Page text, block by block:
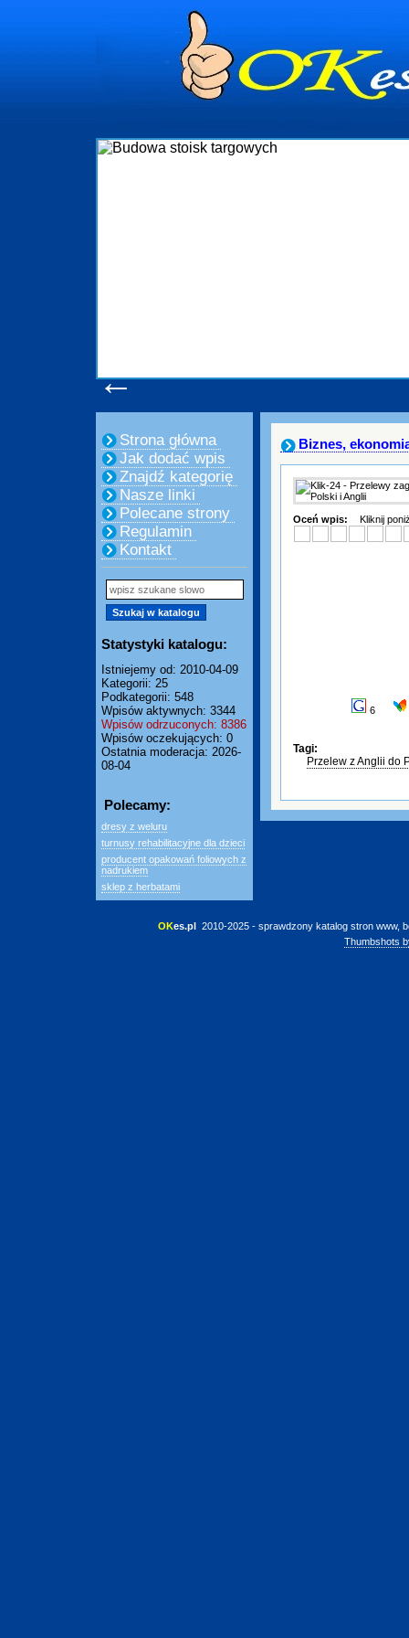
←
Strona główna
Jak dodać wpis
Znajdź kategorię
Nasze linki
Polecane strony
Regulamin
Kontakt
Statystyki katalogu:
Istniejemy od: 2010-04-09
Kategorii: 25
Podkategorii: 548
Wpisów aktywnych: 3344
Wpisów odrzuconych: 8386
Wpisów oczekujących: 0
Ostatnia moderacja: 2026-
08-04
Polecamy:
dresy z weluru
turnusy rehabilitacyjne dla dzieci
producent opakowań foliowych z
nadrukiem
sklep z herbatami
Biznes,
Oceń wpis: Kliknij
6
Tagi:
Przelew z Anglii do
OKes.pl 2010-2025 - sprawdzony katalog stron www,
Thumbshots